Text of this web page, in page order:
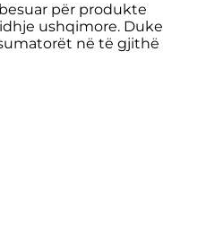
për produkte
ushqimore. Duke
në të gjithë